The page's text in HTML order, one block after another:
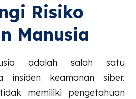
Risiko
Manusia
adalah salah satu
insiden keamanan siber.
memiliki pengetahuan